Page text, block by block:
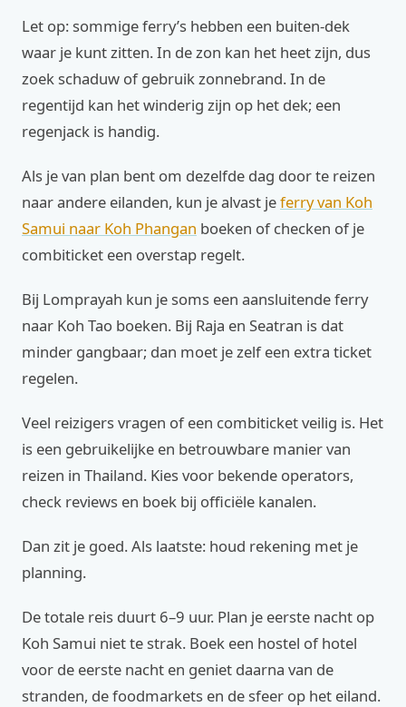
Let op: sommige ferry’s hebben een buiten-dek
waar je kunt zitten. In de zon kan het heet zijn, dus
zoek schaduw of gebruik zonnebrand. In de
regentijd kan het winderig zijn op het dek; een
regenjack is handig.
Als je van plan bent om dezelfde dag door te reizen
naar andere eilanden, kun je alvast jeferry van Koh
Samui naar Koh Phangan boeken of checken of je
combiticket een overstap regelt.
Bij Lomprayah kun je soms een aansluitende ferry
naar Koh Tao boeken. Bij Raja en Seatran is dat
minder gangbaar; dan moet je zelf een extra ticket
regelen.
Veel reizigers vragen of een combiticket veilig is. Het
is een gebruikelijke en betrouwbare manier van
reizen in Thailand. Kies voor bekende operators,
check reviews en boek bij officiële kanalen.
Dan zit je goed. Als laatste: houd rekening met je
planning.
De totale reis duurt 6–9 uur. Plan je eerste nacht op
Koh Samui niet te strak. Boek een hostel of hotel
voor de eerste nacht en geniet daarna van de
stranden, de foodmarkets en de sfeer op het eiland.